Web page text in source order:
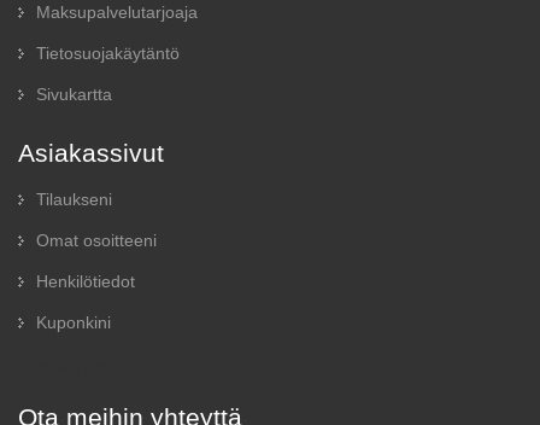
Maksupalvelutarjoaja
Tietosuojakäytäntö
Sivukartta
Asiakassivut
Tilaukseni
Omat osoitteeni
Henkilötiedot
Kuponkini
Ota meihin yhteyttä